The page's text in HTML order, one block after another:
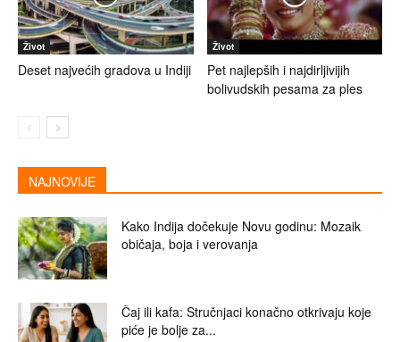
Život
Deset najvećih gradova u Indiji
Život
Pet najlepših i najdirljivijih
bolivudskih pesama za ples
NAJNOVIJE
Kako Indija dočekuje Novu godinu: Mozaik
običaja, boja i verovanja
Čaj ili kafa: Stručnjaci konačno otkrivaju koje
piće je bolje za...